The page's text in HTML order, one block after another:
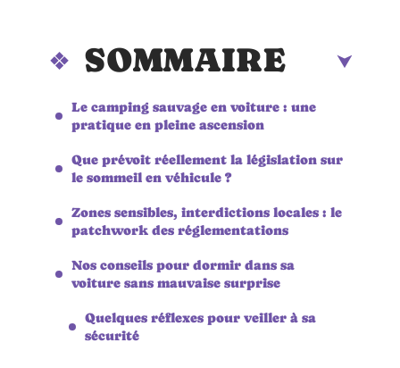
SOMMAIRE
Le camping sauvage en voiture : une
pratique en pleine ascension
Que prévoit réellement la législation sur
le sommeil en véhicule ?
Zones sensibles, interdictions locales : le
patchwork des réglementations
Nos conseils pour dormir dans sa
voiture sans mauvaise surprise
Quelques réflexes pour veiller à sa
sécurité